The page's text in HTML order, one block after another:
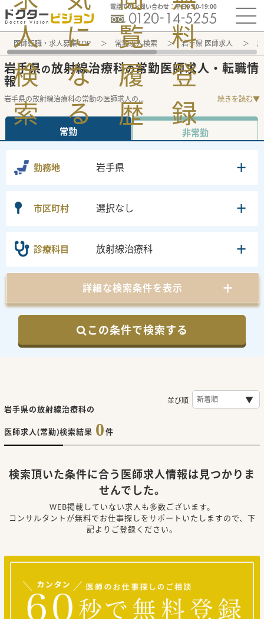
電話でのお問い合わせ：平日9:30-19:00
人
検
索
に
な
る
覧
履
歴
料
登
録
医師転職・求人募集TOP 常勤求人検索 岩手県 医師求人
岩手県の放射線治療科の常勤医師求人・転職情
報
岩手県の放射線治療科の常勤の医師求人の... 続きを読む▼
常勤 非常勤
勤務地 岩手県
市区町村 選択なし
診療科目 放射線治療科
詳細な検索条件を表示
この条件で検索する
岩手県の放射線治療科の
医師求人(常勤)検索結果 0件
並び順
検索頂いた条件に合う医師求人情報は見つかりま
せんでした。
WEB掲載していない求人も多数ございます。
コンサルタントが無料でお仕事探しをサポートいたしますので、下
記よりご登録ください。